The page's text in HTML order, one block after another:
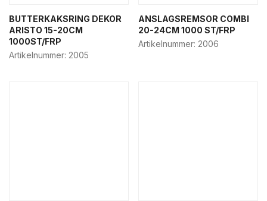
BUTTERKAKSRING DEKOR
ARISTO 15-20CM
1000ST/FRP
Artikelnummer: 2005
ANSLAGSREMSOR COMBI
20-24CM 1000 ST/FRP
Artikelnummer: 2006